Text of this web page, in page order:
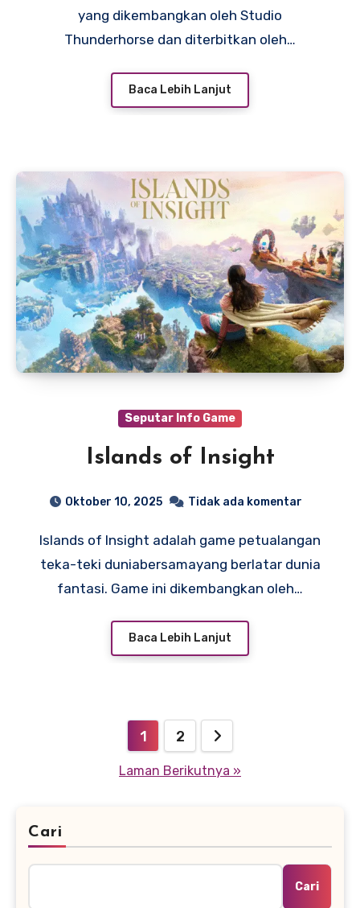
yang dikembangkan oleh Studio
Thunderhorse dan diterbitkan oleh…
Baca Lebih Lanjut
Seputar Info Game
Islands of Insight
Oktober 10, 2025 Tidak ada komentar
Islands of Insight adalah game petualangan
teka-teki duniabersamayang berlatar dunia
fantasi. Game ini dikembangkan oleh…
Baca Lebih Lanjut
1 2
Laman Berikutnya »
Cari
Cari